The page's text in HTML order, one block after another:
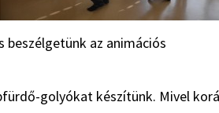
az animációs
golyókat készítünk. Mivel